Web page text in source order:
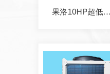
果洛10HP超低温喷气增焓空气能热泵机组